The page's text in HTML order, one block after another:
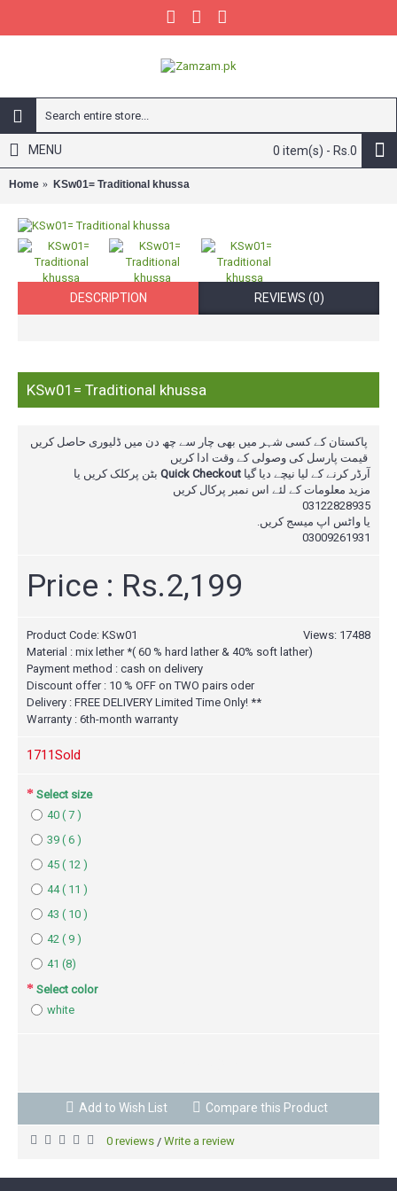
0 item(s) - Rs.0
MENU
Home KSw01= Traditional khussa
DESCRIPTION REVIEWS (0)
KSw01= Traditional khussa
آرڈر کرنے کے لیا نیچے دیا گیا Quick Checkout بٹن پرکلک کریں یا
مزید معلومات کے لئے اس نمبر پرکالکریں
03122828935
یا واٹس اپ میسج کریں.
03009261931
Price : Rs.2,199
Views: 17488
Product Code: KSw01
Material : mix lether *( 60 % hard lather & 40% soft lather)
Payment method : cash on delivery
Discount offer : 10 % OFF on TWO pairs oder
Delivery : FREE DELIVERY Limited Time Only! **
Warranty : 6th-month warranty
171 1Sold
Select size
40 ( 7 )
39 ( 6 )
45 ( 12 )
44 ( 11 )
43 ( 10 )
42 ( 9 )
41 (8)
Select color
white
Add to Wish List Compare this Product
0 reviews / Write a review